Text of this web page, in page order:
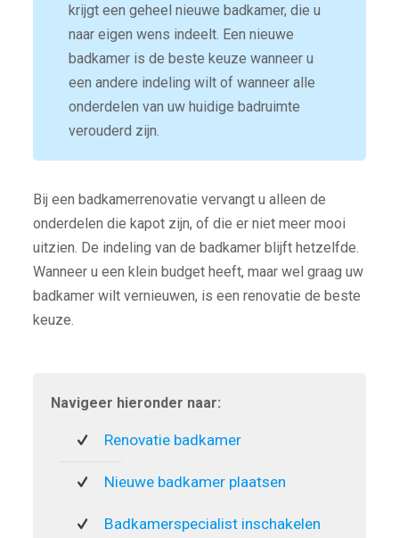
krijgt een geheel nieuwe badkamer, die u
naar eigen wens indeelt. Een nieuwe
badkamer is de beste keuze wanneer u
een andere indeling wilt of wanneer alle
onderdelen van uw huidige badruimte
verouderd zijn.
Bij een badkamerrenovatie vervangt u alleen de
onderdelen die kapot zijn, of die er niet meer mooi
uitzien. De indeling van de badkamer blijft hetzelfde.
Wanneer u een klein budget heeft, maar wel graag uw
badkamer wilt vernieuwen, is een renovatie de beste
keuze.
Navigeer hieronder naar:
Renovatie badkamer
Nieuwe badkamer plaatsen
Badkamerspecialist inschakelen